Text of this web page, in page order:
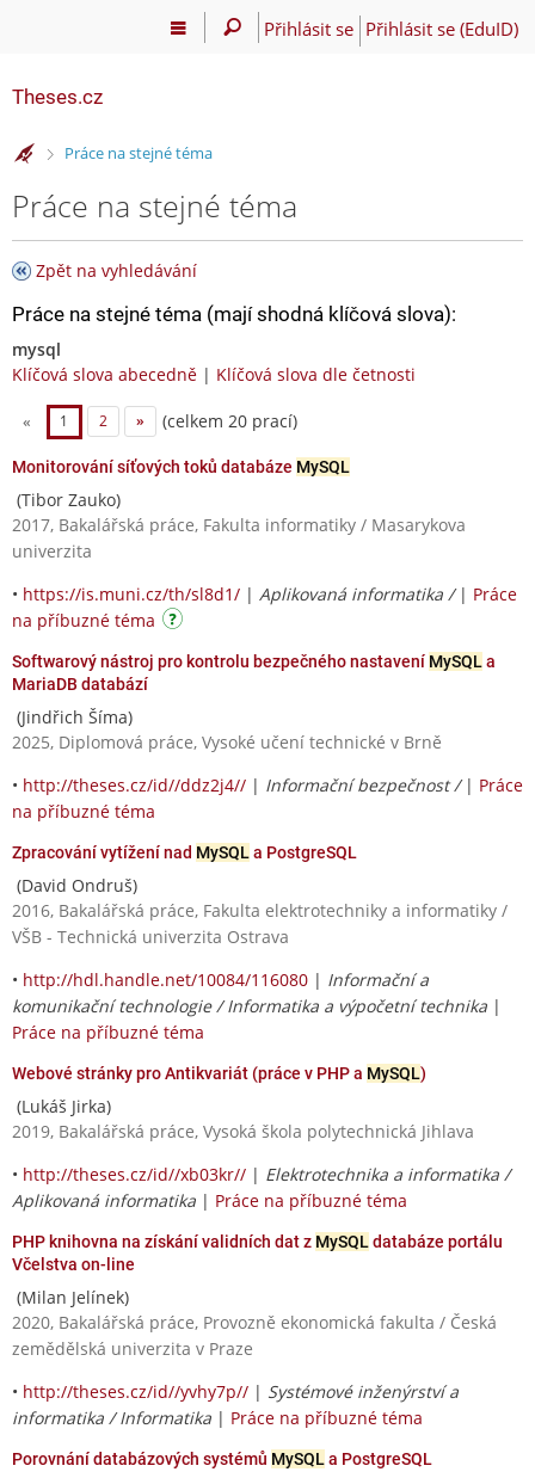
Přihlásit se Přihlásit se (EduID)
Theses.cz
>Práce na stejné téma
Práce na stejné téma
Zpět na vyhledávání
Práce na stejné téma (mají shodná klíčová slova):
mysql
Klíčová slova abecedně | Klíčová slova dle četnosti
« 1 2 » (celkem 20 prací)
Monitorování síťových toků databáze MySQL
(Tibor Zauko)
2017, Bakalářská práce, Fakulta informatiky / Masarykova
univerzita
• https://is.muni.cz/th/sl8d1/ | Aplikovaná informatika / | Práce
na příbuzné téma
Softwarový nástroj pro kontrolu bezpečného nastavení MySQLa
MariaDB databází
(Jindřich Šíma)
2025, Diplomová práce, Vysoké učení technické v Brně
• http://theses.cz/id//ddz2j4// | Informační bezpečnost / | Práce
na příbuzné téma
Zpracování vytížení nad MySQLa PostgreSQL
(David Ondruš)
2016, Bakalářská práce, Fakulta elektrotechniky a informatiky /
VŠB - Technická univerzita Ostrava
• http://hdl.handle.net/10084/116080 | Informační a
komunikační technologie / Informatika a výpočetní technika |
Práce na příbuzné téma
Webové stránky pro Antikvariát (práce v PHP a MySQL)
(Lukáš Jirka)
2019, Bakalářská práce, Vysoká škola polytechnická Jihlava
• http://theses.cz/id//xb03kr// | Elektrotechnika a informatika /
Aplikovaná informatika | Práce na příbuzné téma
PHP knihovna na získání validních dat z MySQLdatabáze portálu
Včelstva on-line
(Milan Jelínek)
2020, Bakalářská práce, Provozně ekonomická fakulta / Česká
zemědělská univerzita v Praze
• http://theses.cz/id//yvhy7p// | Systémové inženýrství a
informatika / Informatika | Práce na příbuzné téma
Porovnání databázových systémů MySQLa PostgreSQL